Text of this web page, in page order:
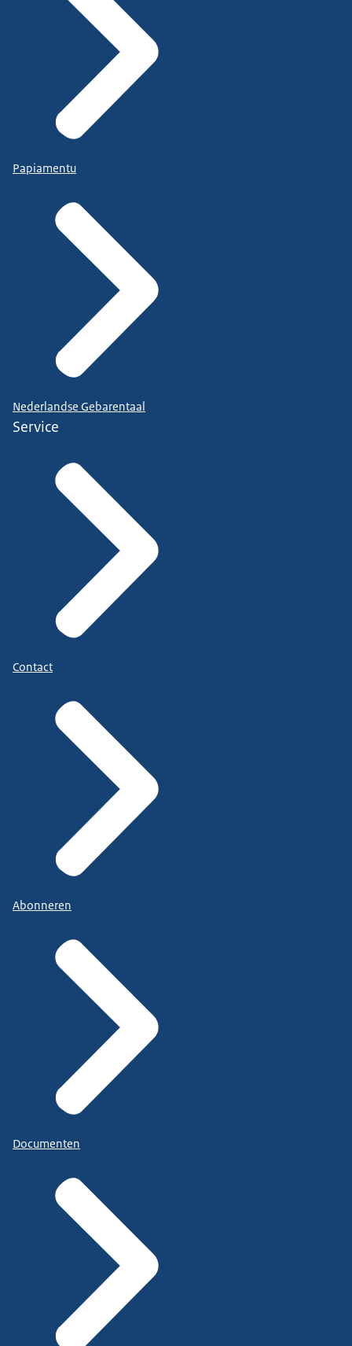
Papiamentu
Nederlandse Gebarentaal
Service
Contact
Abonneren
Documenten